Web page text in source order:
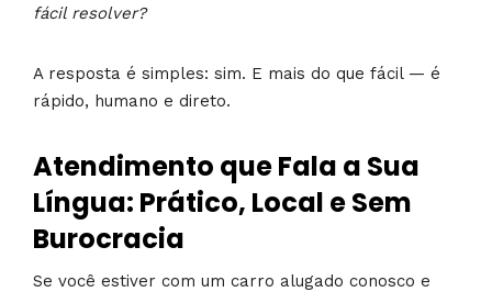
fácil resolver?
A resposta é simples: sim. E mais do que fácil — é
rápido, humano e direto.
Atendimento que Fala a Sua
Língua: Prático, Local e Sem
Burocracia
Se você estiver com um carro alugado conosco e